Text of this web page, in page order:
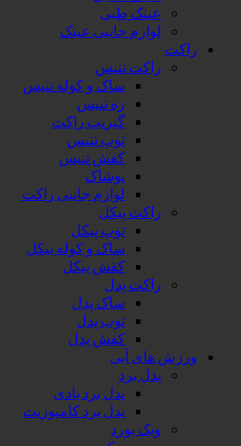
عینک طبی
لوازم جانبی عینک
راکت
راکت تنیس
ساک و کوله تنیس
زه تنیس
گیریپ راکت
توپ تنیس
کفش تنیس
پوشاک
لوازم جانبی راکت
راکت پیکل
توپ پیکل
ساک و کوله پیکل
کفش پیکل
راکت پدل
ساک پدل
توپ پدل
کفش پدل
ورزش های آبی
پدل برد
پدل برد بادی
پدل برد کامپوزیت
ویک بورد